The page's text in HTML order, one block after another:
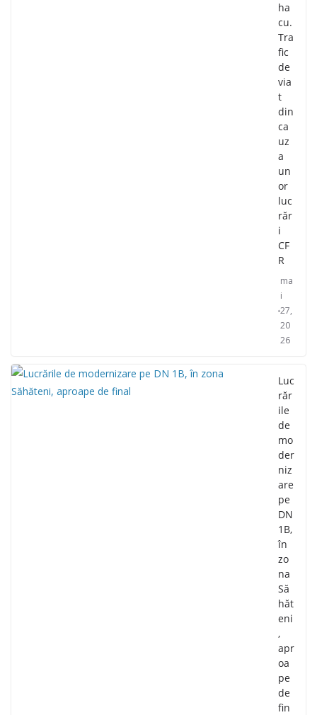
ha
cu.
Tra
fic
de
via
t
din
ca
uz
a
un
or
luc
răr
i
CF
R
ma
i
27,
20
26
Luc
răr
ile
de
mo
der
niz
are
pe
DN
1B,
în
zo
na
Să
hăt
eni
,
apr
oa
pe
de
fin